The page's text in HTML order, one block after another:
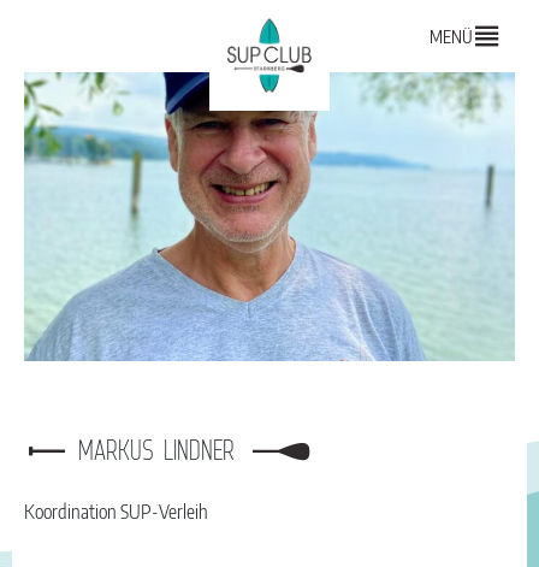
MENÜ
MARKUS LINDNER
Koordination SUP-Verleih